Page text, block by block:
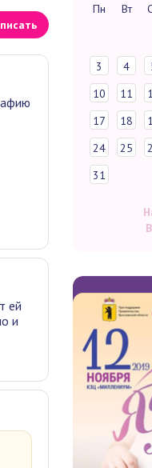
ей
и
Пн Вт
3
4
10
11
17
18
24
25
31